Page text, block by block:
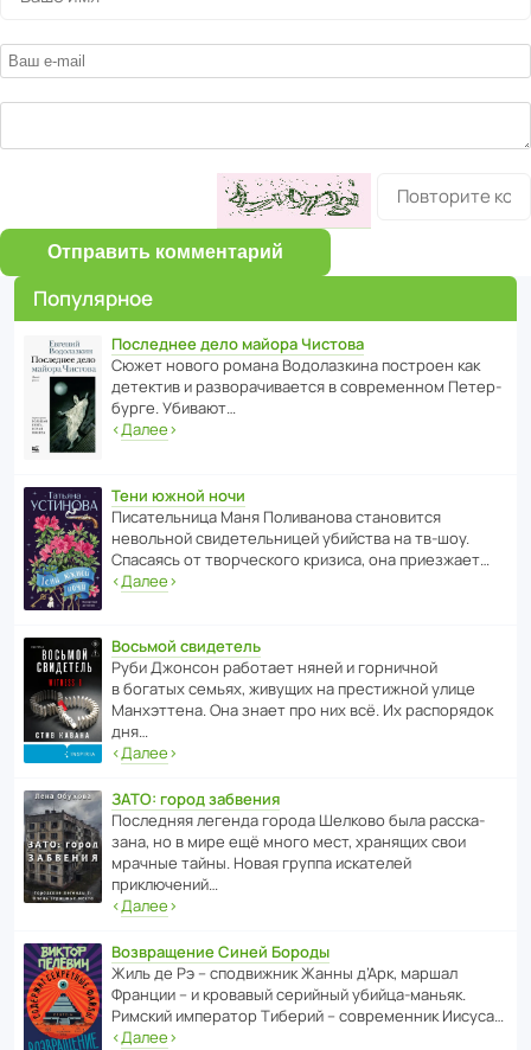
Отправить комментарий
Популярное
Последнее дело майора Чистова
Сюжет нового романа Водо­ла­з­кина пост­роен как
дете­ктив и разво­ра­чи­ва­ется в совре­менном Пете­р­
бурге. Убивают…
‹Далее›
Тени южной ночи
Писа­тель­ница Маня Поли­ва­нова стано­вится
невольной свиде­тель­ницей убийства на тв-шоу.
Спасаясь от твор­че­с­кого кризиса, она приезжает…
‹Далее›
Восьмой свидетель
Руби Джонсон рабо­тает няней и горни­чной
в богатых семьях, живущих на прес­ти­жной улице
Манх­эт­тена. Она знает про них всё. Их распо­рядок
дня…
‹Далее›
ЗАТО: город забвения
После­дняя легенда города Шелково была расска­
зана, но в мире ещё много мест, хранящих свои
мрачные тайны. Новая группа иска­телей
приключений…
‹Далее›
Возвращение Синей Бороды
Жиль де Рэ – спод­ви­жник Жанны д’Арк, маршал
Франции – и кровавый серийный убийца-маньяк.
Римский импе­ратор Тиберий – совре­менник Иисуса…
‹Далее›